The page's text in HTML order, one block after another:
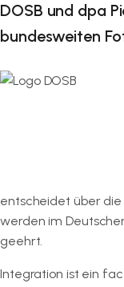
DOSB und dpa
bundesweiten
entscheidet über die
werden im
geehrt.
Integration ist ein